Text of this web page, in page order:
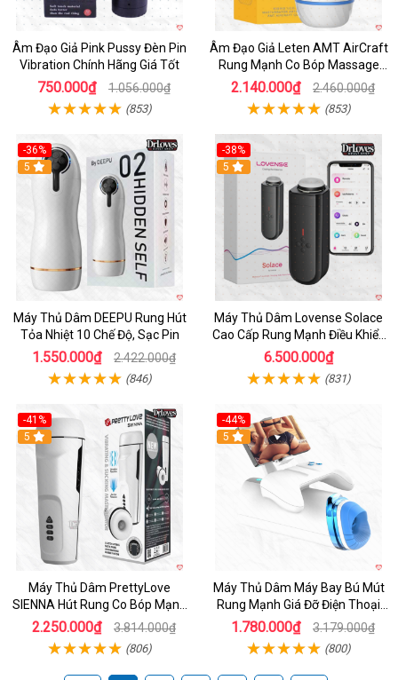
Âm Đạo Giả Pink Pussy Đèn Pin
Vibration Chính Hãng Giá Tốt
750.000₫ 1.056.000₫
(853)
Âm Đạo Giả Leten AMT AirCraft
Rung Mạnh Co Bóp Massage
Êm Ái
2.140.000₫ 2.460.000₫
(853)
-36%
Hot
5
Máy Thủ Dâm DEEPU Rung Hút
Tỏa Nhiệt 10 Chế Độ, Sạc Pin
1.550.000₫ 2.422.000₫
(846)
-38%
Hot
5
Máy Thủ Dâm Lovense Solace
Cao Cấp Rung Mạnh Điều Khiển
App
6.500.000₫
(831)
-41%
Hot
5
Máy Thủ Dâm PrettyLove
SIENNA Hút Rung Co Bóp Mạnh
Mẽ Nam
2.250.000₫ 3.814.000₫
(806)
-44%
Hot
5
Máy Thủ Dâm Máy Bay Bú Mút
Rung Mạnh Giá Đỡ Điện Thoại
Chính Hãng
1.780.000₫ 3.179.000₫
(800)